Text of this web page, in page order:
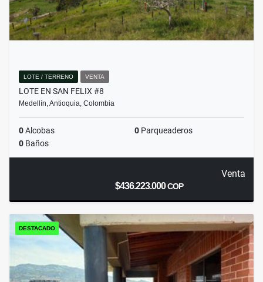
LOTE / TERRENO VENTA
LOTE EN SAN FELIX #8
Medellín, Antioquia, Colombia
0Alcobas 0 Parqueaderos
0 Baños
Venta
$436.223.000COP
DESTACADO